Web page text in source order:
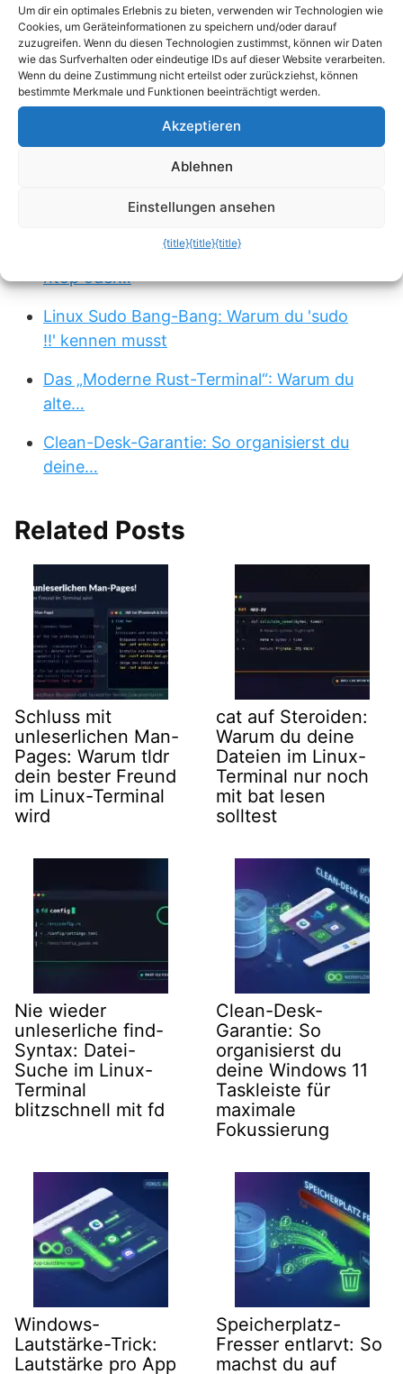
Passend zum Thema »
Maximale Urlaubstage 2026: Clevere
Nutzung der…
Windows-Lautstärke-Trick: Lautstärke pro
App steuern…
Rückwärtssuche in der…
Linux: Warum du top vergessen und sofort
htop oder…
Linux Sudo Bang-Bang: Warum du 'sudo
!!' kennen musst
Das „Moderne Rust-Terminal“: Warum du
alte…
Clean-Desk-Garantie: So organisierst du
deine…
Related Posts
Schluss mit
unleserlichen Man-
Pages: Warum tldr
dein bester Freund
im Linux-Terminal
wird
cat auf Steroiden:
Warum du deine
Dateien im Linux-
Terminal nur noch
mit bat lesen
solltest
Nie wieder
unleserliche find-
Syntax: Datei-
Suche im Linux-
Terminal
blitzschnell mit fd
Clean-Desk-
Garantie: So
organisierst du
deine Windows 11
Taskleiste für
maximale
Fokussierung
Windows-
Lautstärke-Trick:
Lautstärke pro App
Speicherplatz-
Fresser entlarvt: So
machst du auf
Um dir ein optimales Erlebnis zu bieten, verwenden wir Technologien wie
Cookies, um Geräteinformationen zu speichern und/oder darauf
zuzugreifen. Wenn du diesen Technologien zustimmst, können wir Daten
wie das Surfverhalten oder eindeutige IDs auf dieser Website verarbeiten.
Wenn du deine Zustimmung nicht erteilst oder zurückziehst, können
bestimmte Merkmale und Funktionen beeinträchtigt werden.
Akzeptieren
Ablehnen
Einstellungen ansehen
{title}{title}{title}